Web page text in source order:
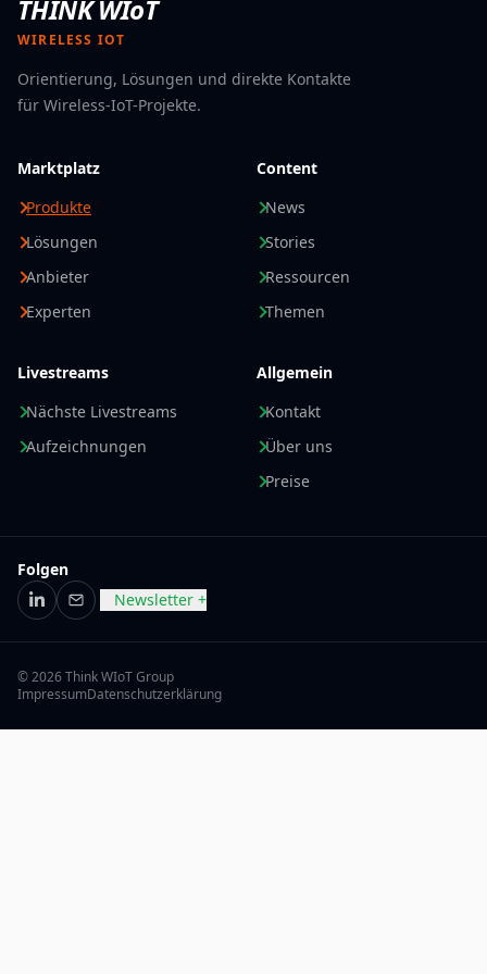
Vorteile
Hohe Flexibilität bei der Systemanbindung
Übersichtliche LED-Anzeigen zur Statusüberwachung
EMV-sicher und betriebssicher für Anwendungen im
THINK WIoT
WIRELESS IOT
Orientierung, Lösungen und direkte Kontakte
für Wireless-IoT-Projekte.
Marktplatz
Produkte
Lösungen
Anbieter
Experten
Content
News
Stories
Ressourcen
Themen
Livestreams
Nächste Livestreams
Aufzeichnungen
Allgemein
Kontakt
Über uns
Preise
Folgen
LinkedIn
E-MailNewsletter +
© 2026 Think WIoT Group
ImpressumDatenschutzerklärung